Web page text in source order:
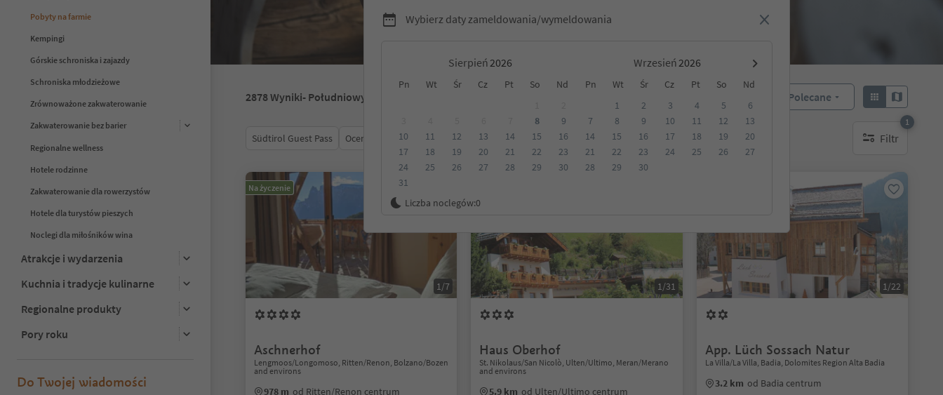
Pobyty na farmie
Kempingi
Górskie schroniska i zajazdy
Schroniska młodzieżowe
Zrównoważone zakwaterowanie
Zakwaterowanie bez barier
Regionalne wellness
Hotele rodzinne
Zakwaterowanie dla rowerzystów
Hotele dla turystów pieszych
Noclegi dla miłośników wina
Atrakcje i wydarzenia
Kuchnia i tradycje kulinarne
Regionalne produkty
Pory roku
Do Twojej wiadomości
Wybierz daty zameldowania/wymeldowania
Sierpień Wrzesień
Pn Wt Śr Cz Pt So Nd Pn Wt Śr Cz Pt So
Nd
8
9
10
11 12 13 14 15
16
17
18 19 20 21 22
23
24
25 26 27 28 29
30
31
1 2 3 4 5
6
7
8 9 10 11 12
13
14
15 16 17 18 19
20
21
22 23 24 25 26
27
28
29 30
Liczba noclegów:0
2878Wyniki- Południowy Tyrol Polecane
Südtirol Guest Pass Ocena Kategoria Opcje wyżywienia Ekologiczne zakwaterowanie Filtr
1
1 aktywny filtr
Na życzenie
1/7
Aschnerhof
Lengmoos/Longomoso, Ritten/Renon, Bolzano/Bozen
and environs
978 m od Ritten/Renon centrum
1/31
Haus Oberhof
St. Nikolaus/San Nicolò, Ulten/Ultimo, Meran/Merano
and environs
5.9 km od Ulten/Ultimo centrum
1/22
App. Lüch Sossach Natur
La Villa/La Villa, Badia, Dolomites Region Alta Badia
3.2 km od Badia centrum